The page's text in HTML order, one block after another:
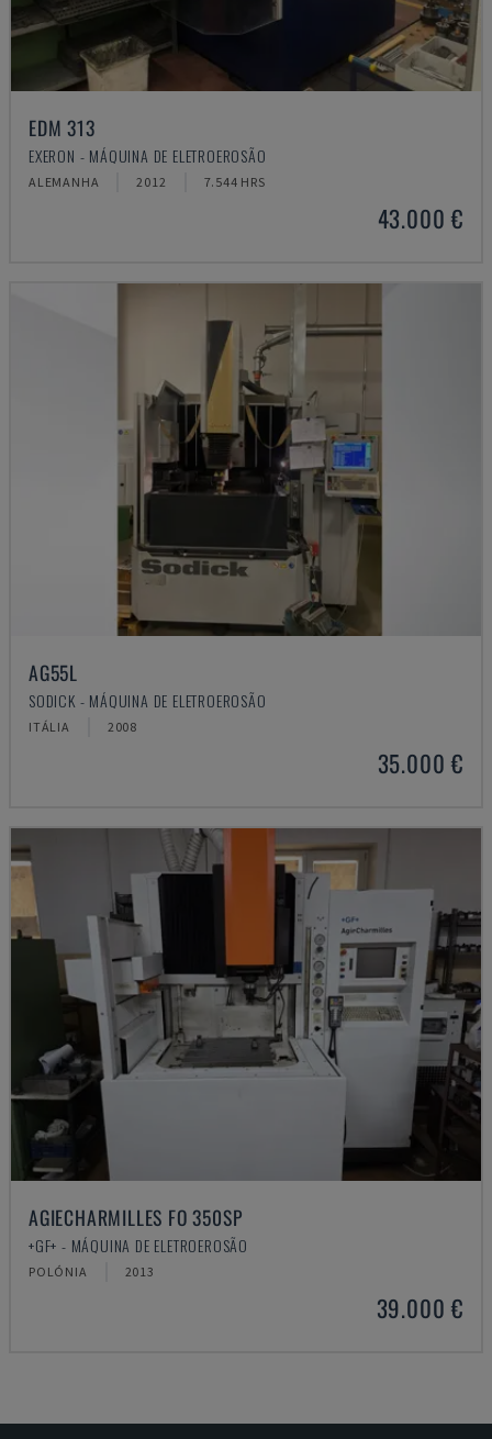
EDM 313
EXERON - MÁQUINA DE ELETROEROSÃO
ALEMANHA 2012 7.544 HRS
43.000 €
AG55L
SODICK - MÁQUINA DE ELETROEROSÃO
ITÁLIA 2008
35.000 €
AGIECHARMILLES FO 350SP
+GF+ - MÁQUINA DE ELETROEROSÃO
POLÓNIA 2013
39.000 €